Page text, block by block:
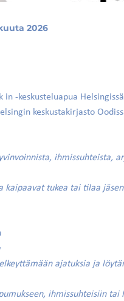
2026
-keskusteluapua
keskustakirjasto
ihmissuhteista,
kaipaavat tukea tai tilaa
ajatuksia ja
ihmissuhteisiin tai